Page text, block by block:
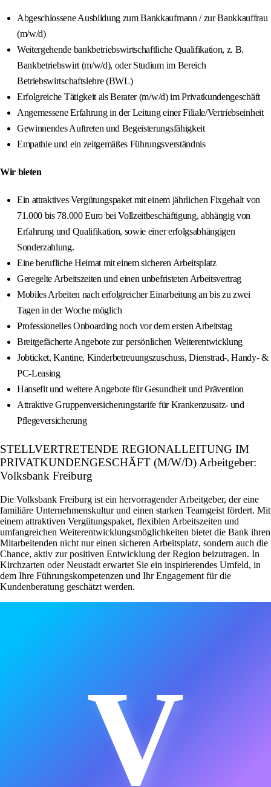
Abgeschlossene Ausbildung zum Bankkaufmann / zur Bankkauffrau
(m/w/d)
Weitergehende bankbetriebswirtschaftliche Qualifikation, z. B.
Bankbetriebswirt (m/w/d), oder Studium im Bereich
Betriebswirtschaftslehre (BWL)
Erfolgreiche Tätigkeit als Berater (m/w/d) im Privatkundengeschäft
Angemessene Erfahrung in der Leitung einer Filiale/Vertriebseinheit
Gewinnendes Auftreten und Begeisterungsfähigkeit
Empathie und ein zeitgemäßes Führungsverständnis
Wir bieten
Ein attraktives Vergütungspaket mit einem jährlichen Fixgehalt von
71.000 bis 78.000 Euro bei Vollzeitbeschäftigung, abhängig von
Erfahrung und Qualifikation, sowie einer erfolgsabhängigen
Sonderzahlung.
Eine berufliche Heimat mit einem sicheren Arbeitsplatz
Geregelte Arbeitszeiten und einen unbefristeten Arbeitsvertrag
Mobiles Arbeiten nach erfolgreicher Einarbeitung an bis zu zwei
Tagen in der Woche möglich
Professionelles Onboarding noch vor dem ersten Arbeitstag
Breitgefächerte Angebote zur persönlichen Weiterentwicklung
Jobticket, Kantine, Kinderbetreuungszuschuss, Dienstrad-, Handy- &
PC-Leasing
Hansefit und weitere Angebote für Gesundheit und Prävention
Attraktive Gruppenversicherungstarife für Krankenzusatz- und
Pflegeversicherung
STELLVERTRETENDE REGIONALLEITUNG IM
PRIVATKUNDENGESCHÄFT (M/W/D) Arbeitgeber:
Volksbank Freiburg
Die Volksbank Freiburg ist ein hervorragender Arbeitgeber, der eine
familiäre Unternehmenskultur und einen starken Teamgeist fördert. Mit
einem attraktiven Vergütungspaket, flexiblen Arbeitszeiten und
umfangreichen Weiterentwicklungsmöglichkeiten bietet die Bank ihren
Mitarbeitenden nicht nur einen sicheren Arbeitsplatz, sondern auch die
Chance, aktiv zur positiven Entwicklung der Region beizutragen. In
Kirchzarten oder Neustadt erwartet Sie ein inspirierendes Umfeld, in
dem Ihre Führungskompetenzen und Ihr Engagement für die
Kundenberatung geschätzt werden.
V